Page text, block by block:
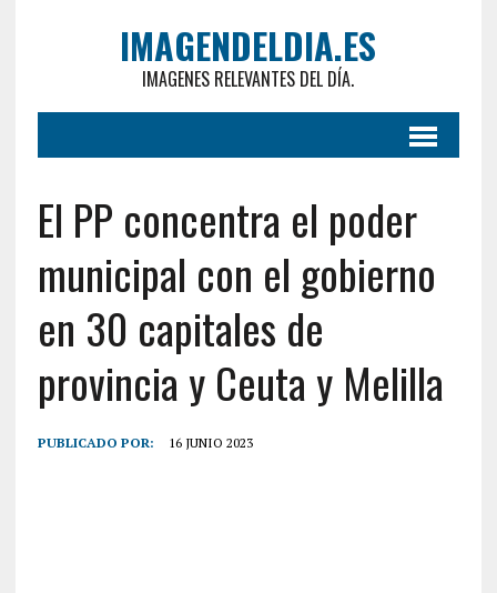
IMAGENDELDIA.ES
IMAGENES RELEVANTES DEL DÍA.
El PP concentra el poder
municipal con el gobierno
en 30 capitales de
provincia y Ceuta y Melilla
PUBLICADO POR: 16 JUNIO 2023